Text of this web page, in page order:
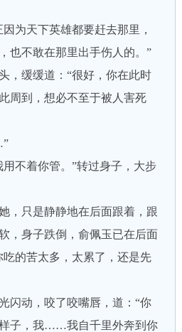
天下英雄都要赶去那里，
也不敢在那里出手伤人的。”
缓缓道：“很好，你在此时
周到，想必不至于被人害死
不着你管。”转过身子，大步
只是静静地在后面跟着，跟
，身子跌倒，俞佩玉已在后面
的苦太多，太累了，还是先
动，咬了咬嘴唇，道：“你
子，我……我自千里外奔到你